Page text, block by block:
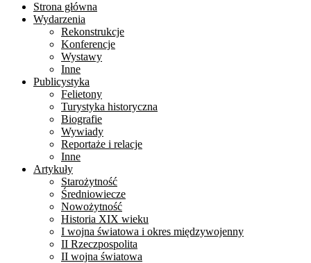
Strona główna
Wydarzenia
Rekonstrukcje
Konferencje
Wystawy
Inne
Publicystyka
Felietony
Turystyka historyczna
Biografie
Wywiady
Reportaże i relacje
Inne
Artykuły
Starożytność
Średniowiecze
Nowożytność
Historia XIX wieku
I wojna światowa i okres międzywojenny
II Rzeczpospolita
II wojna światowa